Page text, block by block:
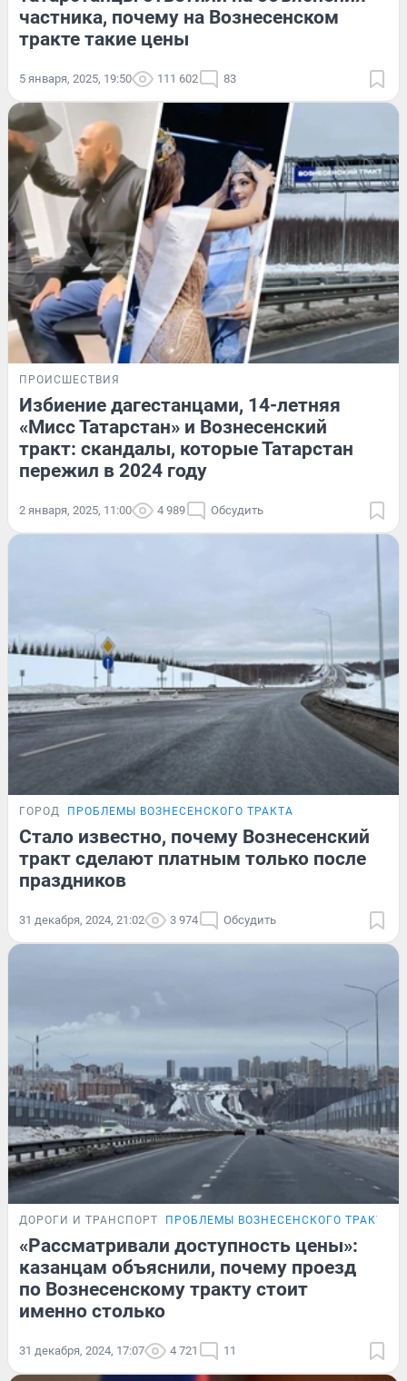
частника, почему на Вознесенском
тракте такие цены
5 января, 2025, 19:50 111 602 83
ПРОИСШЕСТВИЯ
Избиение дагестанцами, 14-летняя
«Мисс Татарстан» и Вознесенский
тракт: скандалы, которые Татарстан
пережил в 2024 году
2 января, 2025, 11:00 4 989 Обсудить
ГОРОД ПРОБЛЕМЫ ВОЗНЕСЕНСКОГО ТРАКТА
Стало известно, почему Вознесенский
тракт сделают платным только после
праздников
31 декабря, 2024, 21:02 3 974 Обсудить
ДОРОГИ И ТРАНСПОРТ ПРОБЛЕМЫ ВОЗНЕСЕНСКОГО ТРАКТА
«Рассматривали доступность цены»:
казанцам объяснили, почему проезд
по Вознесенскому тракту стоит
именно столько
31 декабря, 2024, 17:07 4 721 11